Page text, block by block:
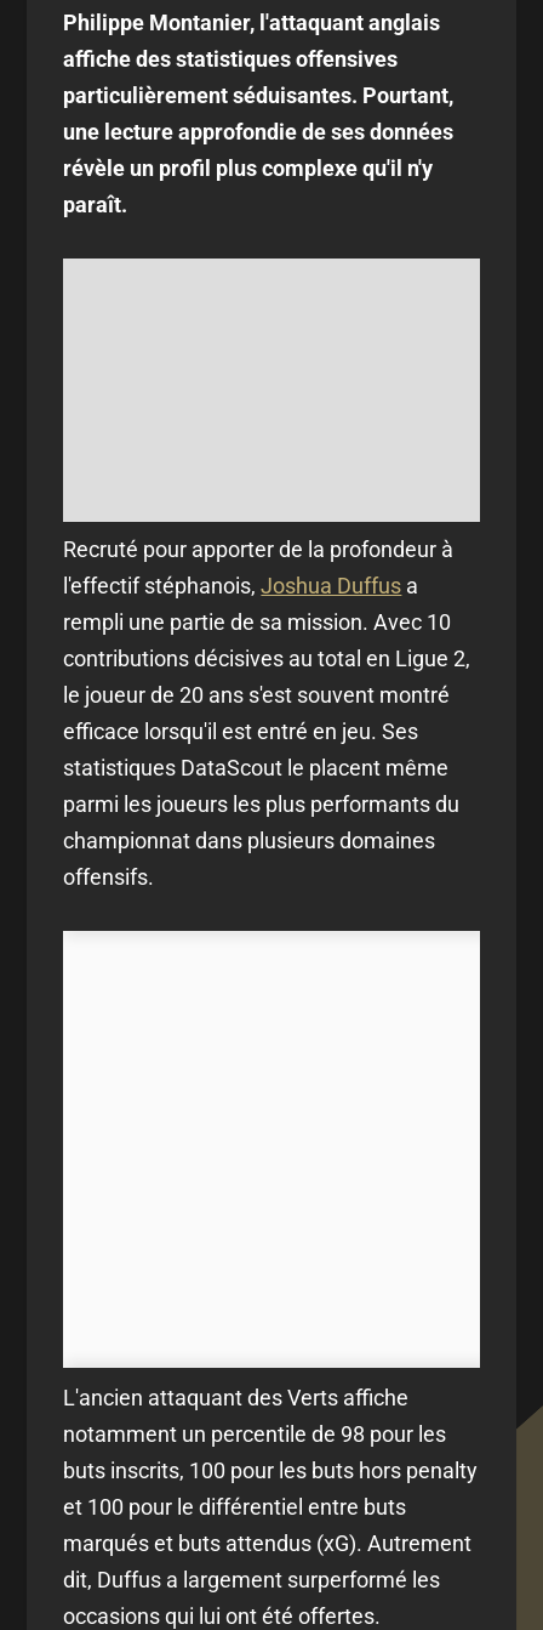
Philippe Montanier, l'attaquant anglais
affiche des statistiques offensives
particulièrement séduisantes. Pourtant,
une lecture approfondie de ses données
révèle un profil plus complexe qu'il n'y
paraît.
Recruté pour apporter de la profondeur à
l'effectif stéphanois,Joshua Duffus a
rempli une partie de sa mission. Avec 10
contributions décisives au total en Ligue 2,
le joueur de 20 ans s'est souvent montré
efficace lorsqu'il est entré en jeu. Ses
statistiques DataScout le placent même
parmi les joueurs les plus performants du
championnat dans plusieurs domaines
offensifs.
L'ancien attaquant des Verts affiche
notamment un percentile de 98 pour les
buts inscrits, 100 pour les buts hors penalty
et 100 pour le différentiel entre buts
marqués et buts attendus (xG). Autrement
dit, Duffus a largement surperformé les
occasions qui lui ont été offertes.